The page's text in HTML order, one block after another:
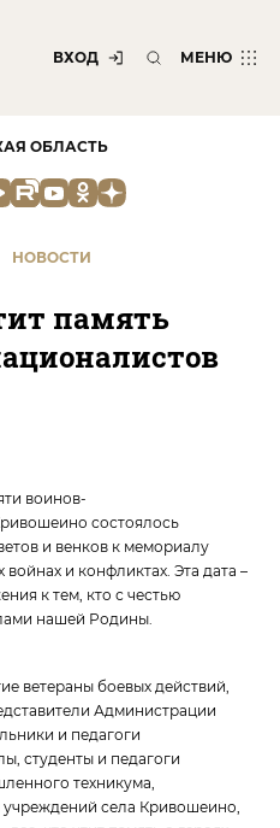
ВХОД МЕНЮ
ОБЛАСТЬ
НОВОСТИ
память
воинов-
состоялось
и венков к мемориалу
и конфликтах. Эта дата –
к тем, кто с честью
нашей Родины.
ветераны боевых действий,
Администрации
и педагоги
студенты и педагоги
техникума,
учреждений села Кривошеино,